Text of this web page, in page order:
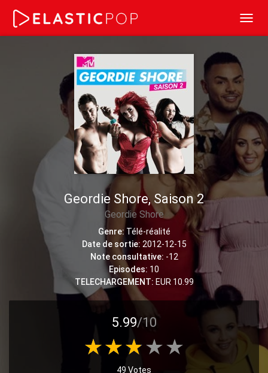
Geordie Shore, Saison 2
Geordie Shore
Genre: Télé-réalité
Date de sortie: 2012-12-15
Note consultative: -12
Episodes: 10
TELECHARGEMENT: EUR 10.99
5.99/10
49 Votes